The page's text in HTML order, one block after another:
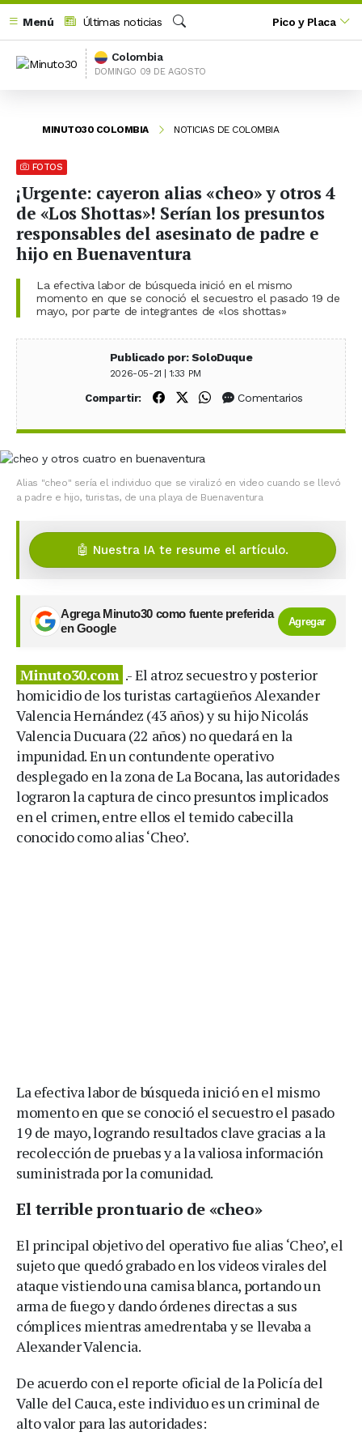
Menú
Últimas noticias
Buscar
Pico y Placa
Colombia
DOMINGO 09 DE AGOSTO
MINUTO30 COLOMBIA NOTICIAS DE COLOMBIA
FOTOS
¡Urgente: cayeron alias «cheo» y otros 4
de «Los Shottas»! Serían los presuntos
responsables del asesinato de padre e
hijo en Buenaventura
La efectiva labor de búsqueda inició en el mismo
momento en que se conoció el secuestro el pasado 19 de
mayo, por parte de integrantes de «los shottas»
Publicado por: SoloDuque
2026-05-21 | 1:33 PM
Compartir: Compartir en Facebook
Compartir en X (Twitter)
Compartir en WhatsApp
Comentarios
Alias "cheo" sería el individuo que se viralizó en video cuando se llevó
a padre e hijo, turistas, de una playa de Buenaventura
🤖 Nuestra IA te resume el artículo.
Agrega Minuto30 como fuente preferida
en Google
Agregar
Minuto30.com .- El atroz secuestro y posterior
homicidio de los turistas cartagüeños Alexander
Valencia Hernández (43 años) y su hijo Nicolás
Valencia Ducuara (22 años) no quedará en la
impunidad. En un contundente operativo
desplegado en la zona de La Bocana, las autoridades
lograron la captura de cinco presuntos implicados
en el crimen, entre ellos el temido cabecilla
conocido como alias ‘Cheo’.
La efectiva labor de búsqueda inició en el mismo
momento en que se conoció el secuestro el pasado
19 de mayo, logrando resultados clave gracias a la
recolección de pruebas y a la valiosa información
suministrada por la comunidad.
El terrible prontuario de «cheo»
El principal objetivo del operativo fue alias ‘Cheo’, el
sujeto que quedó grabado en los videos virales del
ataque vistiendo una camisa blanca, portando un
arma de fuego y dando órdenes directas a sus
cómplices mientras amedrentaba y se llevaba a
Alexander Valencia.
De acuerdo con el reporte oficial de la Policía del
Valle del Cauca, este individuo es un criminal de
alto valor para las autoridades: